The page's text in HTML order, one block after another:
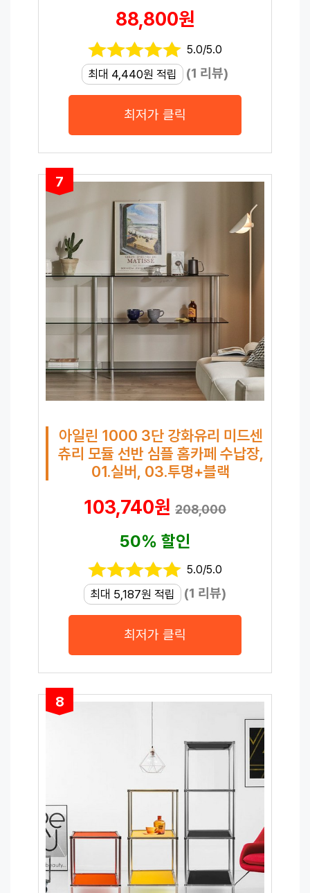
88,800원
5.0/5.0
최대 4,440원 적립 (1 리뷰)
최저가 클릭
7
아일린 1000 3단 강화유리 미드센
츄리 모듈 선반 심플 홈카페 수납장,
01.실버, 03.투명+블랙
103,740원 208,000
50% 할인
5.0/5.0
최대 5,187원 적립 (1 리뷰)
최저가 클릭
8